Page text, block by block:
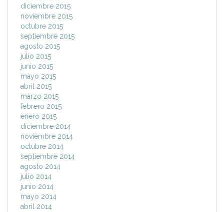
diciembre 2015
noviembre 2015
octubre 2015
septiembre 2015
agosto 2015
julio 2015
junio 2015
mayo 2015
abril 2015
marzo 2015
febrero 2015
enero 2015
diciembre 2014
noviembre 2014
octubre 2014
septiembre 2014
agosto 2014
julio 2014
junio 2014
mayo 2014
abril 2014